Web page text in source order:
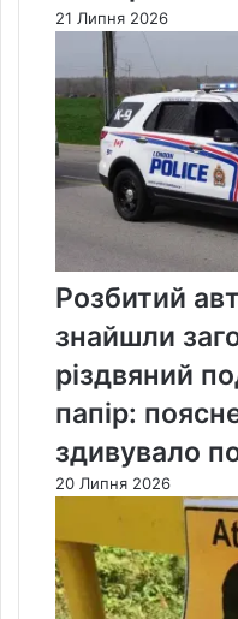
21 Липня 2026
Розбитий
знайшли
різдвяний
папір:
здивувало
20 Липня 2026